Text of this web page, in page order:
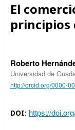
El
principios
Roberto
Universidad de
http://orcid.org/0000-
DOI: https://